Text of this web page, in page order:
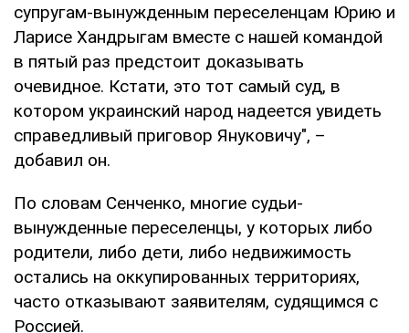
супругам-вынужденным переселенцам Юрию и
Ларисе Хандрыгам вместе с нашей командой
в пятый раз предстоит доказывать
очевидное. Кстати, это тот самый суд, в
котором украинский народ надеется увидеть
справедливый приговор Януковичу", –
добавил он.
По словам Сенченко, многие судьи-
вынужденные переселенцы, у которых либо
родители, либо дети, либо недвижимость
остались на оккупированных территориях,
часто отказывают заявителям, судящимся с
Россией.